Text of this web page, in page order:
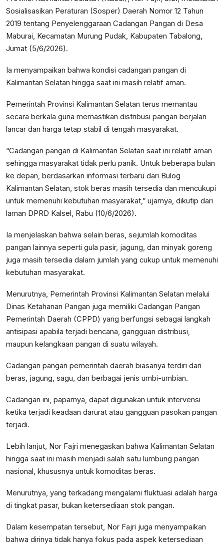
Sosialisasikan Peraturan (Sosper) Daerah Nomor 12 Tahun
2019 tentang Penyelenggaraan Cadangan Pangan di Desa
Maburai, Kecamatan Murung Pudak, Kabupaten Tabalong,
Jumat (5/6/2026).
Ia menyampaikan bahwa kondisi cadangan pangan di
Kalimantan Selatan hingga saat ini masih relatif aman.
Pemerintah Provinsi Kalimantan Selatan terus memantau
secara berkala guna memastikan distribusi pangan berjalan
lancar dan harga tetap stabil di tengah masyarakat.
“Cadangan pangan di Kalimantan Selatan saat ini relatif aman
sehingga masyarakat tidak perlu panik. Untuk beberapa bulan
ke depan, berdasarkan informasi terbaru dari Bulog
Kalimantan Selatan, stok beras masih tersedia dan mencukupi
untuk memenuhi kebutuhan masyarakat,” ujarnya, dikutip dari
laman DPRD Kalsel, Rabu (10/6/2026).
Ia menjelaskan bahwa selain beras, sejumlah komoditas
pangan lainnya seperti gula pasir, jagung, dan minyak goreng
juga masih tersedia dalam jumlah yang cukup untuk memenuhi
kebutuhan masyarakat.
Menurutnya, Pemerintah Provinsi Kalimantan Selatan melalui
Dinas Ketahanan Pangan juga memiliki Cadangan Pangan
Pemerintah Daerah (CPPD) yang berfungsi sebagai langkah
antisipasi apabila terjadi bencana, gangguan distribusi,
maupun kelangkaan pangan di suatu wilayah.
Cadangan pangan pemerintah daerah biasanya terdiri dari
beras, jagung, sagu, dan berbagai jenis umbi-umbian.
Cadangan ini, paparnya, dapat digunakan untuk intervensi
ketika terjadi keadaan darurat atau gangguan pasokan pangan
terjadi.
Lebih lanjut, Nor Fajri menegaskan bahwa Kalimantan Selatan
hingga saat ini masih menjadi salah satu lumbung pangan
nasional, khususnya untuk komoditas beras.
Menurutnya, yang terkadang mengalami fluktuasi adalah harga
di tingkat pasar, bukan ketersediaan stok pangan.
Dalam kesempatan tersebut, Nor Fajri juga menyampaikan
bahwa dirinya tidak hanya fokus pada aspek ketersediaan